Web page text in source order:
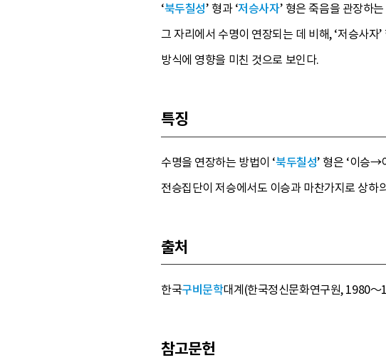
‘북두칠성’ 형과 ‘저승사자’ 형은 죽음을 관장하
그 자리에서 수명이 연장되는 데 비해, ‘저승사
방식에 영향을 미친 것으로 보인다.
특징
수명을 연장하는 방법이 ‘북두칠성’ 형은 ‘이승→
전승집단이 저승에서도 이승과 마찬가지로 상
출처
한국구비문학대계(한국정신문화연구원, 1980
참고문헌